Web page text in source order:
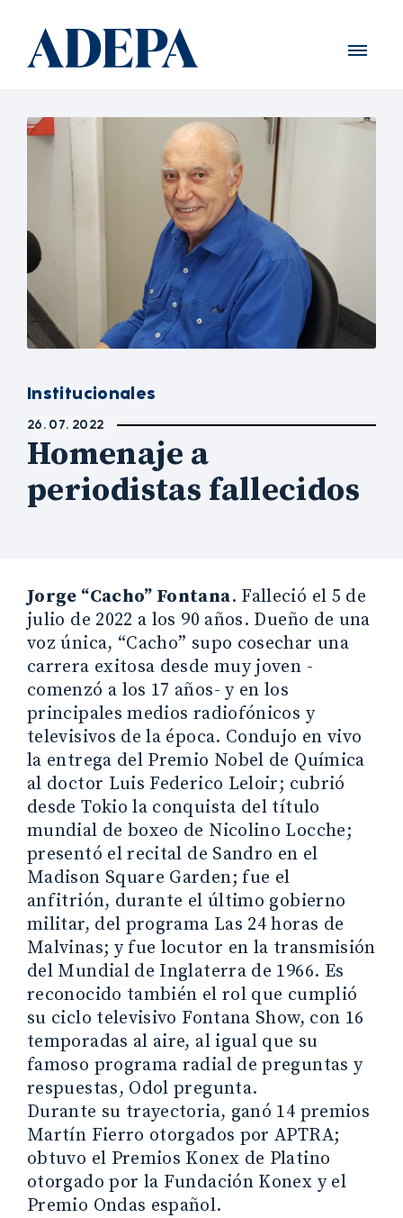
Institucionales
26. 07. 2022
Homenaje a
periodistas fallecidos
Jorge “Cacho” Fontana. Falleció el 5 de
julio de 2022 a los 90 años. Dueño de una
voz única, “Cacho” supo cosechar una
carrera exitosa desde muy joven -
comenzó a los 17 años- y en los
principales medios radiofónicos y
televisivos de la época. Condujo en vivo
la entrega del Premio Nobel de Química
al doctor Luis Federico Leloir; cubrió
desde Tokio la conquista del título
mundial de boxeo de Nicolino Locche;
presentó el recital de Sandro en el
Madison Square Garden; fue el
anfitrión, durante el último gobierno
militar, del programa Las 24 horas de
Malvinas; y fue locutor en la transmisión
del Mundial de Inglaterra de 1966. Es
reconocido también el rol que cumplió
su ciclo televisivo Fontana Show, con 16
temporadas al aire, al igual que su
famoso programa radial de preguntas y
respuestas, Odol pregunta.
Durante su trayectoria, ganó 14 premios
Martín Fierro otorgados por APTRA;
obtuvo el Premios Konex de Platino
otorgado por la Fundación Konex y el
Premio Ondas español.